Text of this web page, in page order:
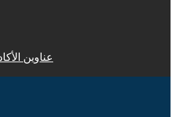
عناوين